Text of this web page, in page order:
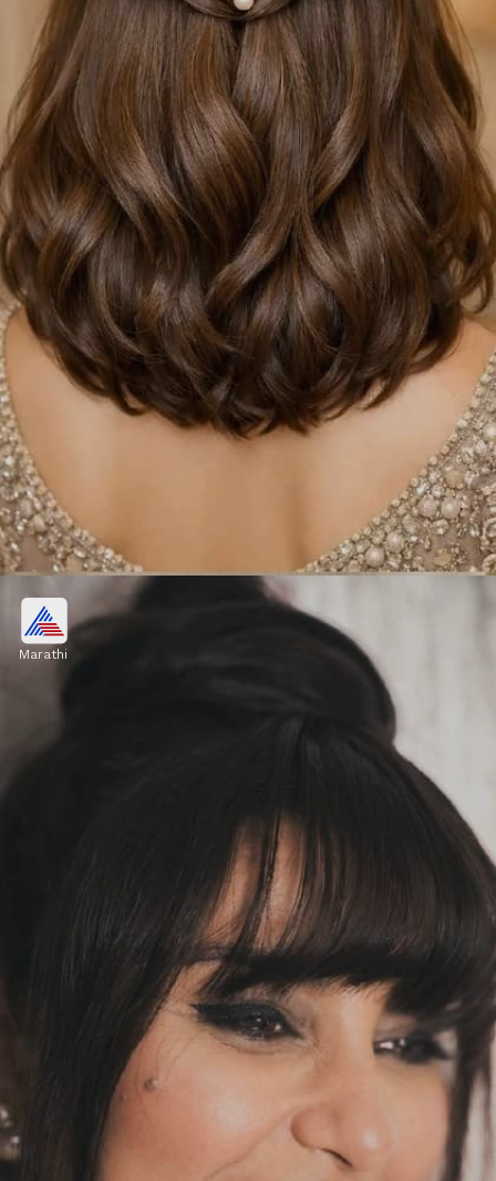
ब्रेडेड हाफ हेअरस्टाइल
मदर्स डेला आईला फक्त सुंदर गिफ्ट देऊ नका, तर तिचा
मेकओव्हरही करा. आईचे केस लहान असतील, तर तुम्ही तिच्यासाठी
हाफ ब्रेड हेअरस्टाइल करू शकता. हा लूक तयार करायला खूप
Marathi